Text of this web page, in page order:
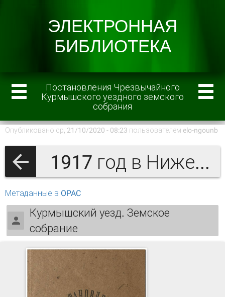
Постановления Чрезвычайного
Курмышского уездного земского
собрания
Опубликовано ср, 21/10/2020 - 08:23 пользователем elo-ngounb
1917 год в Нижегородской губернии
Метаданные в OPAC
Курмышский уезд. Земское
собрание